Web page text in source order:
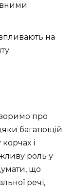
на
про
багатющій
і
роль у
що
речі,